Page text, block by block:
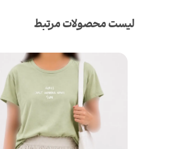
لیست محصولات مرتبط